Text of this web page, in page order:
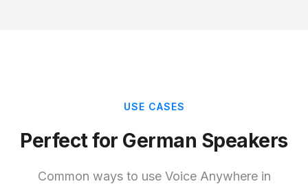
USE CASES
Perfect for German Speakers
Common ways to use Voice Anywhere in